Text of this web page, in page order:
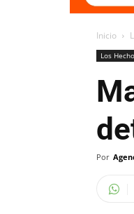
Inicio
Los
Por